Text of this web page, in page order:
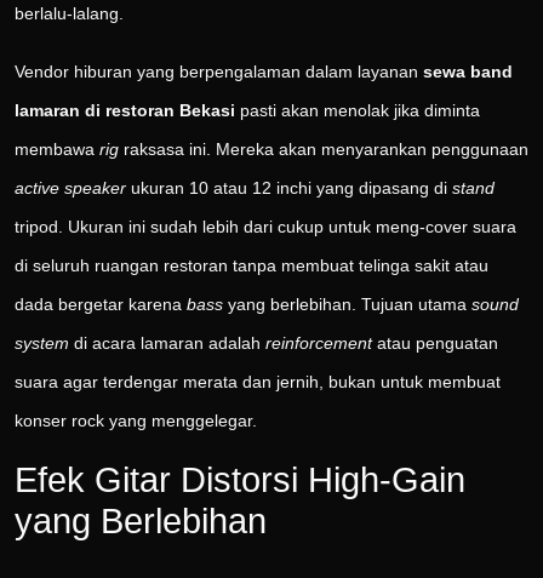
berlalu-lalang.
Vendor hiburan yang berpengalaman dalam layanan sewa band
lamaran di restoran Bekasi pasti akan menolak jika diminta
membawa rig raksasa ini. Mereka akan menyarankan penggunaan
active speaker ukuran 10 atau 12 inchi yang dipasang di stand
tripod. Ukuran ini sudah lebih dari cukup untuk meng-cover suara
di seluruh ruangan restoran tanpa membuat telinga sakit atau
dada bergetar karena bass yang berlebihan. Tujuan utama sound
system di acara lamaran adalah reinforcementatau penguatan
suara agar terdengar merata dan jernih, bukan untuk membuat
konser rock yang menggelegar.
Efek Gitar Distorsi High-Gain
yang Berlebihan